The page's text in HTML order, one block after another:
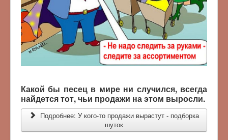
Какой бы песец в мире ни случился, всегда
найдется тот, чьи продажи на этом выросли.
Подробнее: У кого-то продажи вырастут - подборка
шуток